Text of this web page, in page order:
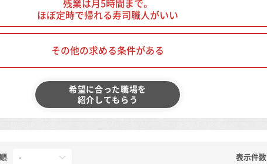
残業は月5時間まで。
ほぼ定時で帰れる寿司職人がいい
その他の求める条件がある
希望に合った職場を
紹介してもらう
表示件数